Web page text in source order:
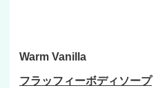
Warm Vanilla
フラッフィーボディソープ